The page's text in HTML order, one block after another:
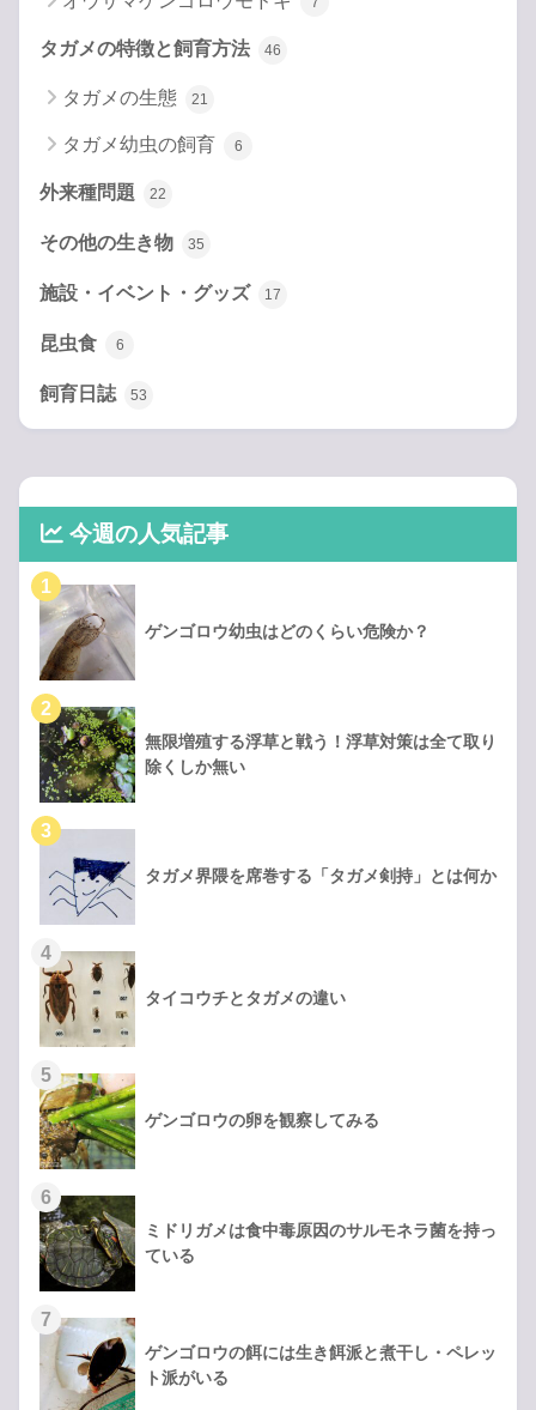
タガメの特徴と飼育方法 46
タガメの生態 21
タガメ幼虫の飼育 6
外来種問題 22
その他の生き物 35
施設・イベント・グッズ 17
昆虫食 6
飼育日誌 53
今週の人気記事
ゲンゴロウ幼虫はどのくらい危険か？
無限増殖する浮草と戦う！浮草対策は全て取り
除くしか無い
タガメ界隈を席巻する「タガメ剣持」とは何か
タイコウチとタガメの違い
ゲンゴロウの卵を観察してみる
ミドリガメは食中毒原因のサルモネラ菌を持っ
ている
ゲンゴロウの餌には生き餌派と煮干し・ペレッ
ト派がいる